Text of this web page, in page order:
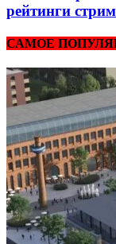
рейтинги
САМОЕ